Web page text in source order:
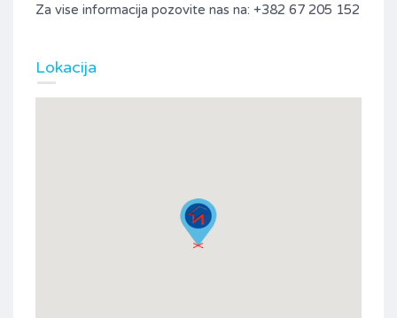
Za vise informacija pozovite nas na: +382 67 205 152
Lokacija